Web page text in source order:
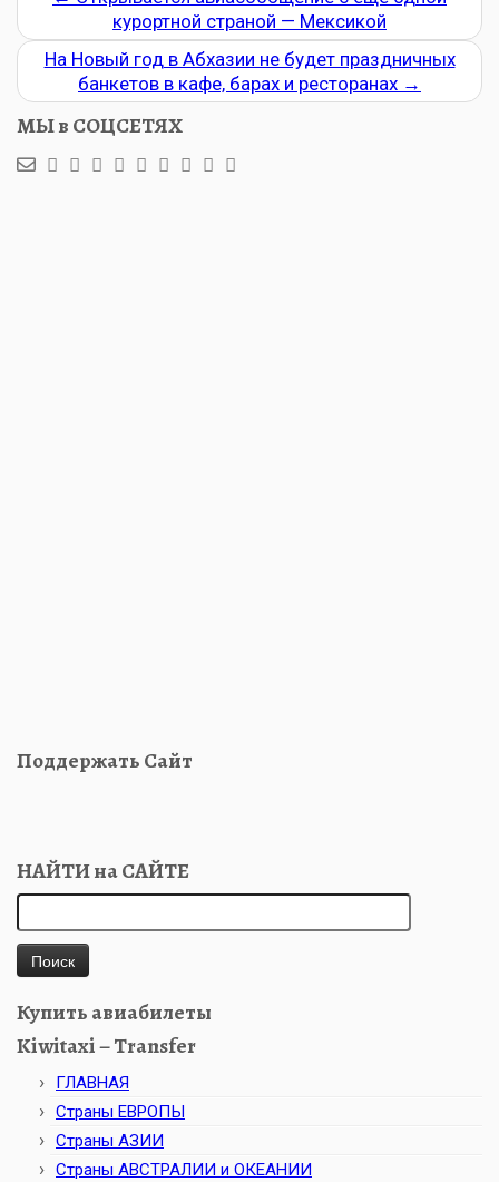
курортной страной — Мексикой
На Новый год в Абхазии не будет праздничных
банкетов в кафе, барах и ресторанах →
МЫ в СОЦСЕТЯХ
Поддержать Сайт
НАЙТИ на САЙТЕ
Купить авиабилеты
Kiwitaxi – Transfer
ГЛАВНАЯ
Страны ЕВРОПЫ
Страны АЗИИ
Страны АВСТРАЛИИ и ОКЕАНИИ